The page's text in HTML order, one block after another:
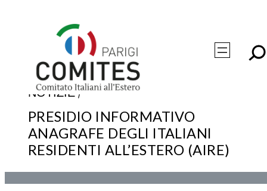
NOTIZIE/
PRESIDIO INFORMATIVO
ANAGRAFE DEGLI ITALIANI
RESIDENTI ALL’ESTERO (AIRE)